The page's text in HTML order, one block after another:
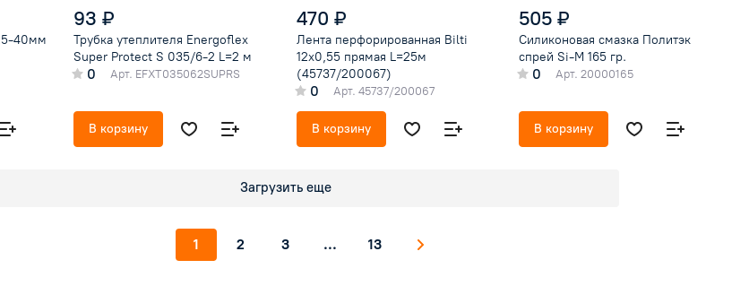
40мм
93 ₽
Трубка утеплителя Energoflex
Super Protect S 035/6-2 L=2 м
0 Арт. EFXT035062SUPRS
В корзину
470 ₽
Лента перфорированная Bilti
12х0,55 прямая L=25м
(45737/200067)
0 Арт. 45737/200067
В корзину
505 ₽
Силиконовая смазка Политэк
спрей Si-M 165 гр.
0 Арт.20000165
В корзину
Загрузить еще
1 2 3 ... 13